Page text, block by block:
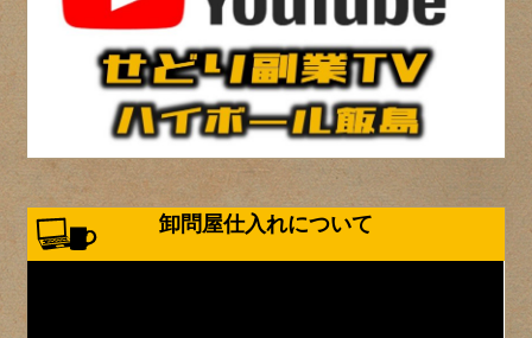
卸問屋仕入れについて